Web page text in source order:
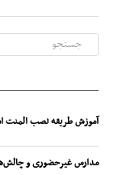
آموزش طریقه نصب المنت
مدارس غیرحضوری و